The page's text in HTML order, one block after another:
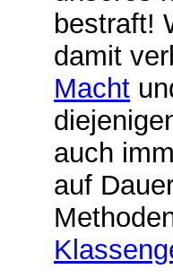
bestraft!
damit
Macht
auch
auf